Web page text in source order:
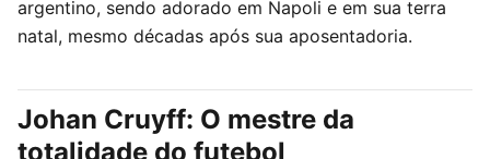
argentino, sendo adorado em Napoli e em sua terra
natal, mesmo décadas após sua aposentadoria.
Johan Cruyff: O mestre da
totalidade do futebol